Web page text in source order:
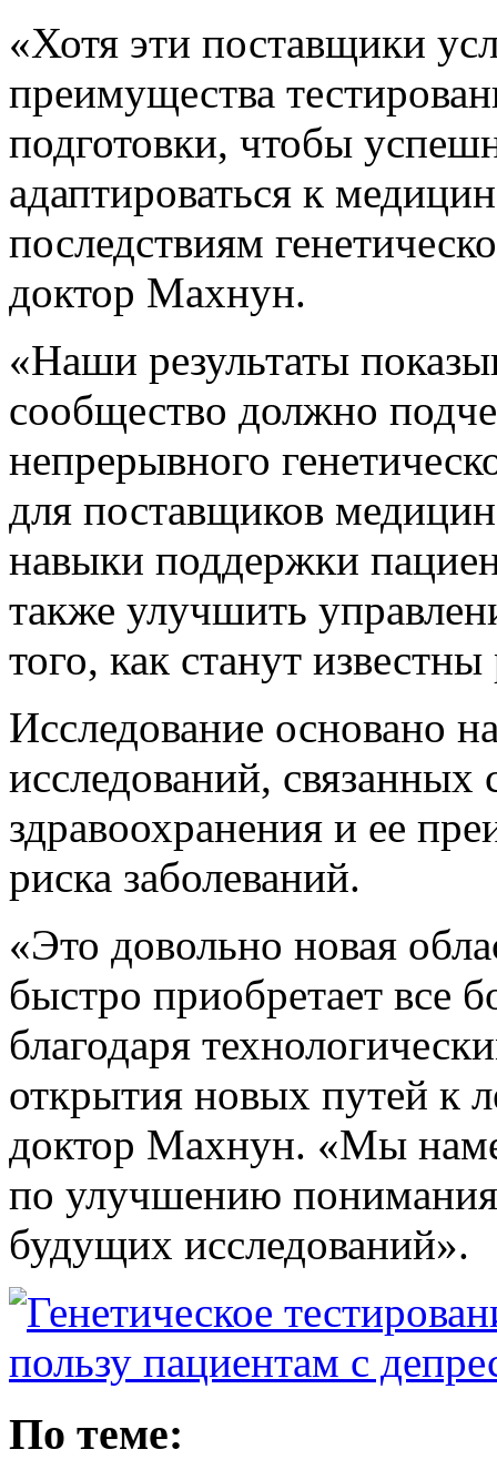
«Хотя эти поставщики
преимущества
подготовки, чтобы
адаптироваться к
последствиям
доктор Махнун.
«Наши результаты
сообщество должно
непрерывного
для поставщиков
навыки поддержки
также улучшить
того, как станут известны
Исследование основано
исследований, связанных
здравоохранения и ее
риска заболеваний.
«Это довольно новая
быстро приобретает все
благодаря
открытия новых путей к
доктор Махнун. «Мы
по улучшению понимания
будущих исследований».
По теме: